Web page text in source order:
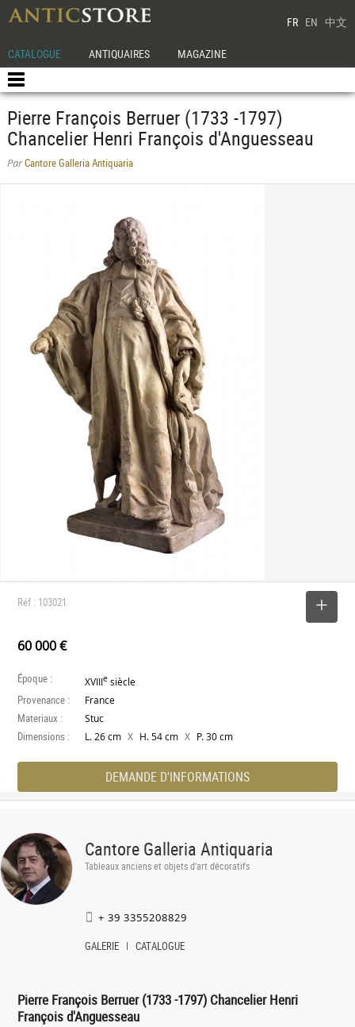
FR EN 中文
CATALOGUE ANTIQUAIRES MAGAZINE
Pierre François Berruer (1733 -1797)
Chancelier Henri François d'Anguesseau
ParCantore Galleria Antiquaria
Réf : 103021
60 000 €
Époque : XVIIIe siècle
Provenance : France
Materiaux : Stuc
Dimensions : L. 26 cm X H. 54 cm X P. 30 cm
DEMANDE D'INFORMATIONS
Cantore Galleria Antiquaria
Tableaux anciens et objets d'art décoratifs
+ 39 3355208829
GALERIE CATALOGUE
Pierre François Berruer (1733 -1797) Chancelier Henri
François d'Anguesseau